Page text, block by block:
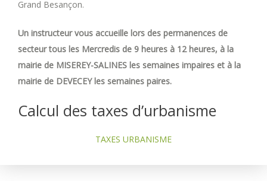
Grand Besançon.
Un instructeur vous accueille lors des permanences de
secteur tous les Mercredis de 9 heures à 12 heures, à la
mairie de MISEREY-SALINES les semaines impaires et à la
mairie de DEVECEY les semaines paires.
Calcul des taxes d’urbanisme
TAXES URBANISME